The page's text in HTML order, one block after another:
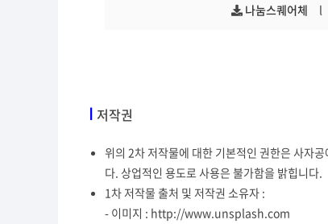
나눔스퀘어체 l
I 저작권
위의 2차 저작물에 대한 기본적인 권한은 사자
다. 상업적인 용도로 사용은 불가함을 밝힙니다.
1차 저작물 출처 및 저작권 소유자 :
- 이미지 : http://www.unsplash.com